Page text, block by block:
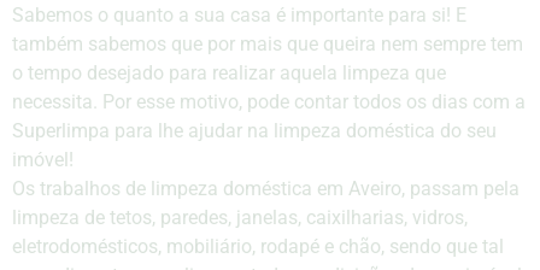
Sabemos o quanto a sua casa é importante para si! E
também sabemos que por mais que queira nem sempre tem
o tempo desejado para realizar aquela limpeza que
necessita. Por esse motivo, pode contar todos os dias com a
Superlimpa para lhe ajudar na limpeza doméstica do seu
imóvel!
Os trabalhos de limpeza doméstica em Aveiro, passam pela
limpeza de tetos, paredes, janelas, caixilharias, vidros,
eletrodomésticos, mobiliário, rodapé e chão, sendo que tal